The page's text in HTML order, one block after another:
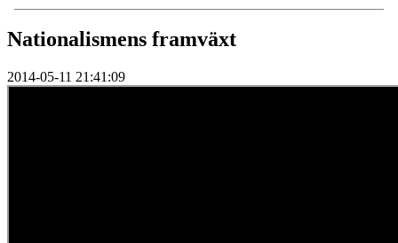
Nationalismens framväxt
2014-05-11 21:41:09